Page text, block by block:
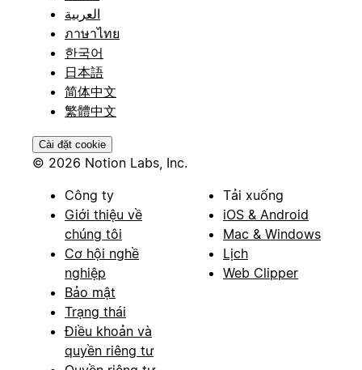
العربية
ภาษาไทย
한국어
日本語
简体中文
繁體中文
Cài đặt cookie
© 2026 Notion Labs, Inc.
Công ty
Giới thiệu về
chúng tôi
Cơ hội nghề
nghiệp
Bảo mật
Trạng thái
Điều khoản và
quyền riêng tư
Tải xuống
iOS & Android
Mac & Windows
Lịch
Web Clipper